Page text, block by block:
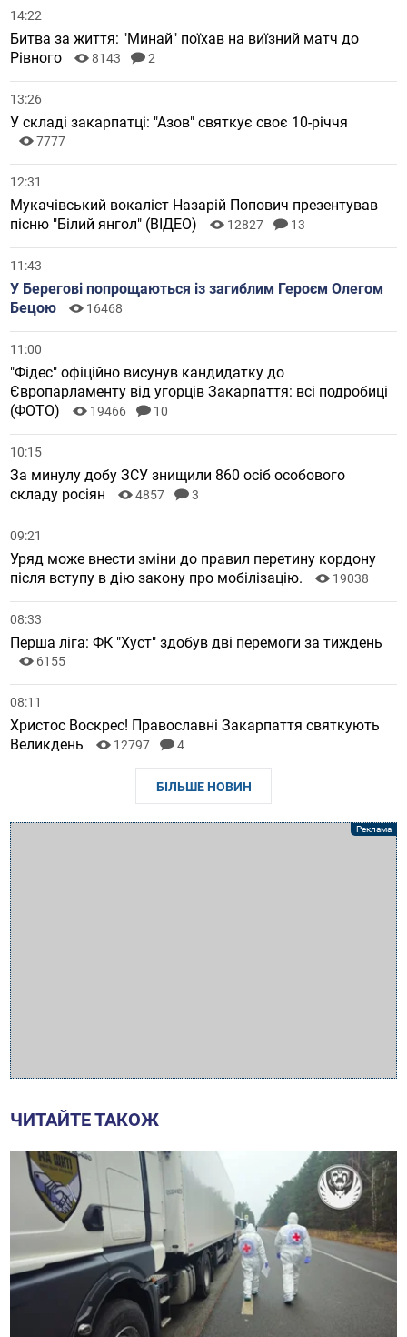
14:22
Битва за життя: "Минай" поїхав на виїзний матч до
Рівного
8143 2
13:26
У складі закарпатці: "Азов" святкує своє 10-річчя
7777
12:31
Мукачівський вокаліст Назарій Попович презентував
пісню "Білий янгол" (ВІДЕО)
12827 13
11:43
У Берегові попрощаються із загиблим Героєм Олегом
Бецою
16468
11:00
"Фідес" офіційно висунув кандидатку до
Європарламенту від угорців Закарпаття: всі подробиці
(ФОТО)
19466 10
10:15
За минулу добу ЗСУ знищили 860 осіб особового
складу росіян
4857 3
09:21
Уряд може внести зміни до правил перетину кордону
після вступу в дію закону про мобілізацію.
19038
08:33
Перша ліга: ФК "Хуст" здобув дві перемоги за тиждень
6155
08:11
Христос Воскрес! Православні Закарпаття святкують
Великдень
12797 4
БІЛЬШЕ НОВИН
ЧИТАЙТЕ ТАКОЖ